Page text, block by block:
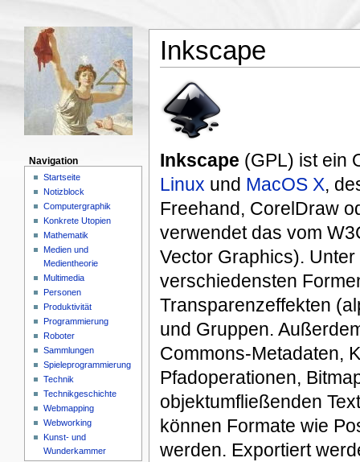
Inkscape
Inkscape (GPL) ist ein
Linux und MacOS X,
Freehand, CorelDraw
verwendet das vom
Vector Graphics).
verschiedensten
Transparenzeffekten
und Gruppen.
Commons-Metadaten,
Pfadoperationen,
objektumfließenden
können Formate wie
werden. Exportiert
Navigation
Startseite
Notizblock
Computergraphik
Konkrete Utopien
Mathematik
Medien und
Medientheorie
Multimedia
Personen
Produktivität
Programmierung
Roboter
Sammlungen
Spieleprogrammierung
Technik
Technikgeschichte
Webmapping
Webworking
Kunst- und
Wunderkammer